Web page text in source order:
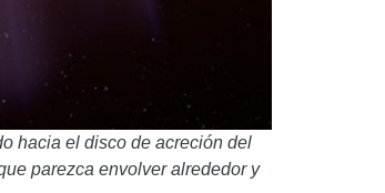
hacia el disco de acreción del
parezca envolver alrededor y